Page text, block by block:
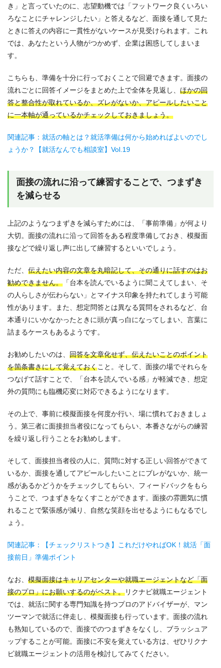
き」と言っていたのに、志望動機では「フットワーク良くいろい
ろなことにチャレンジしたい」と答えるなど、面接を通して見た
ときに答えの内容に一貫性がないケースが見受けられます。これ
では、あなたという人物がつかめず、企業は困惑してしまいま
す。
こちらも、準備を十分に行っておくことで回避できます。面接の
流れごとに回答イメージをまとめた上で全体を見返し、 ほかの回
答と整合性が取れているか、ズレがないか、アピールしたいこと
に一本軸が通っているかチェックしておきましょう。
関連記事：就活の軸とは？就活準備は何から始めればよいのでし
ょうか？【就活なんでも相談室】Vol.19
面接の流れに沿って練習することで、つまずき
を減らせる
上記のようなつまずきを減らすためには、「事前準備」が何より
大切。面接の流れに沿って回答をある程度準備しておき、模擬面
接などで繰り返し声に出して練習するといいでしょう。
ただ、 伝えたい内容の文章を丸暗記して、その通りに話すのはお
勧めできません。 「台本を読んでいるように聞こえてしまい、そ
の人らしさが伝わらない」とマイナス印象を持たれてしまう可能
性があります。また、想定問答とは異なる質問をされるなど、台
本通りにいかなかったときに頭が真っ白になってしまい、言葉に
詰まるケースもあるようです。
お勧めしたいのは、 回答を文章化せず、伝えたいことのポイント
を箇条書きにして覚えておくこと。そして、面接の場でそれらを
つなげて話すことで、「台本を読んでいる感」が軽減でき、想定
外の質問にも臨機応変に対応できるようになります。
その上で、事前に模擬面接を何度か行い、場に慣れておきましょ
う。第三者に面接担当者役になってもらい、本番さながらの練習
を繰り返し行うことをお勧めします。
そして、面接担当者役の人に、質問に対する正しい回答ができて
いるか、面接を通してアピールしたいことにブレがないか、統一
感があるかどうかをチェックしてもらい、フィードバックをもら
うことで、つまずきをなくすことができます。面接の雰囲気に慣
れることで緊張感が減り、自然な笑顔を出せるようにもなるでし
ょう。
関連記事：【チェックリストつき】これだけやればOK！就活「面
接前日」準備ポイント
なお、 模擬面接はキャリアセンターや就職エージェントなど「面
接のプロ」にお願いするのがベスト。リクナビ就職エージェント
では、就活に関する専門知識を持つプロのアドバイザーが、マン
ツーマンで就活に伴走し、模擬面接も行っています。面接の流れ
も熟知しているので、面接でのつまずきをなくし、ブラッシュア
ップすることが可能。面接に不安を覚えている方は、ぜひリクナ
ビ就職エージェントの活用を検討してみてください。